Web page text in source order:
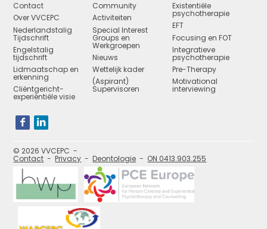
Contact
Over VVCEPC
Nederlandstalig
Tijdschrift
Engelstalig
tijdschrift
Lidmaatschap en
erkenning
Cliëntgericht-
experiëntiële visie
Community
Activiteiten
Special Interest
Groups en
Werkgroepen
Nieuws
Wettelijk kader
(Aspirant)
Supervisoren
Existentiële
psychotherapie
EFT
Focusing en FOT
Integratieve
psychotherapie
Pre-Therapy
Motivational
interviewing
Bezoek
onze
pagina's:
© 2026 VVCEPC
Contact Privacy Deontologie ON 0413.903.255